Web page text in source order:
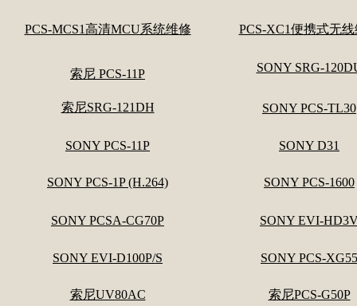
PCS-MCS1高清MCU系统维修 PCS-XC1便携式无
索尼 PCS-11P SONY SRG-
索尼SRG-121DH SONY PCS-TL30
SONY PCS-11P SONY D31
SONY PCS-1P (H.264) SONY PCS-1600
SONY PCSA-CG70P SONY EVI-
SONY EVI-D100P/S SONY PCS-XG55
索尼UV80AC 索尼PCS-G50P